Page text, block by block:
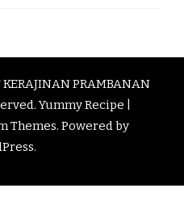
KERAJINAN PRAMBANAN
Yummy Recipe |
Themes. Powered by
.